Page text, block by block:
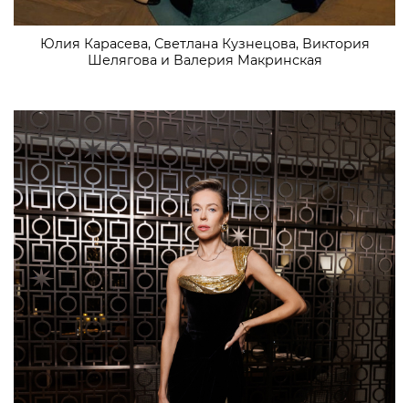
Юлия Карасева, Светлана Кузнецова, Виктория
Шелягова и Валерия Макринская